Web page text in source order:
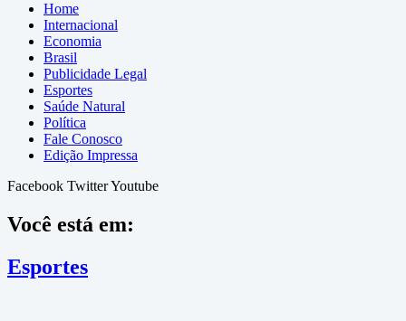
Home
Internacional
Economia
Brasil
Publicidade Legal
Esportes
Saúde Natural
Política
Fale Conosco
Edição Impressa
Facebook TwitterYoutube
Você está em:
Esportes